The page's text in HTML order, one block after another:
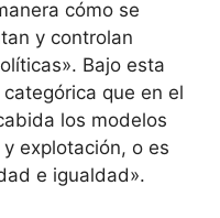
cómo se
y controlan
Bajo esta
que en el
los modelos
explotación, o es
e igualdad».